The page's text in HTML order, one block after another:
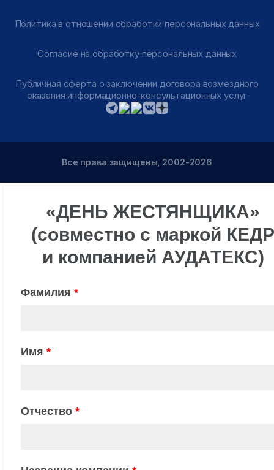
Политика в отношении обработки персональных данных
Согласие на обработку персональных данных
Публичная оферта о заключении договора возмездного
оказания информационно-консультационных услуг
Все права защищены, 2002-2026